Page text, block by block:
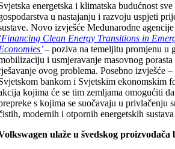
energetska i klimatska budućnost
u nastajanju i razvoju uspjeti
Novo izvješće Međunarodne
Clean Energy Transitions in
– poziva na temeljitu promjenu u
i usmjeravanje masovnog
ovog problema. Posebno izvješće
bankom i Svjetskim ekonomskim
kojima će se tim zemljama omogućiti
s kojima se suočavaju u privlačenju
modernih i otpornih energetskih
ulaže u švedskog proizvođača